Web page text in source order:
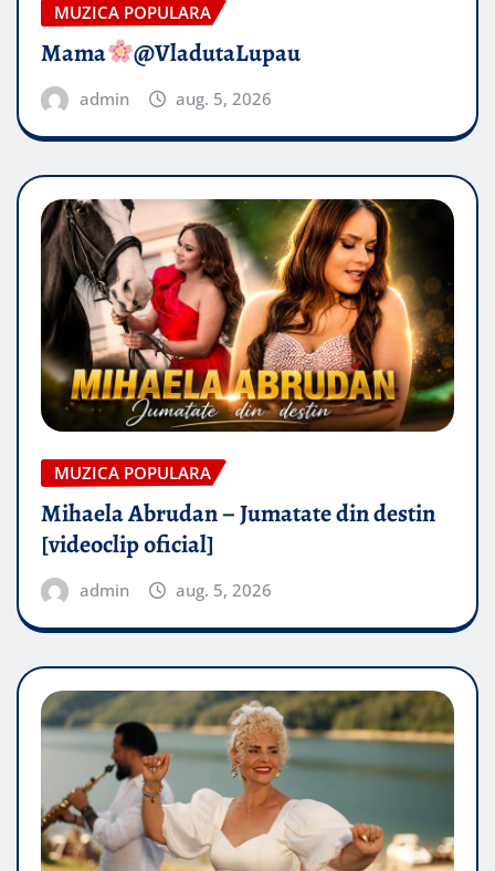
MUZICA POPULARA
Mama @VladutaLupau
admin aug. 5, 2026
MUZICA POPULARA
Mihaela Abrudan – Jumatate din destin
[videoclip oficial]
admin aug. 5, 2026